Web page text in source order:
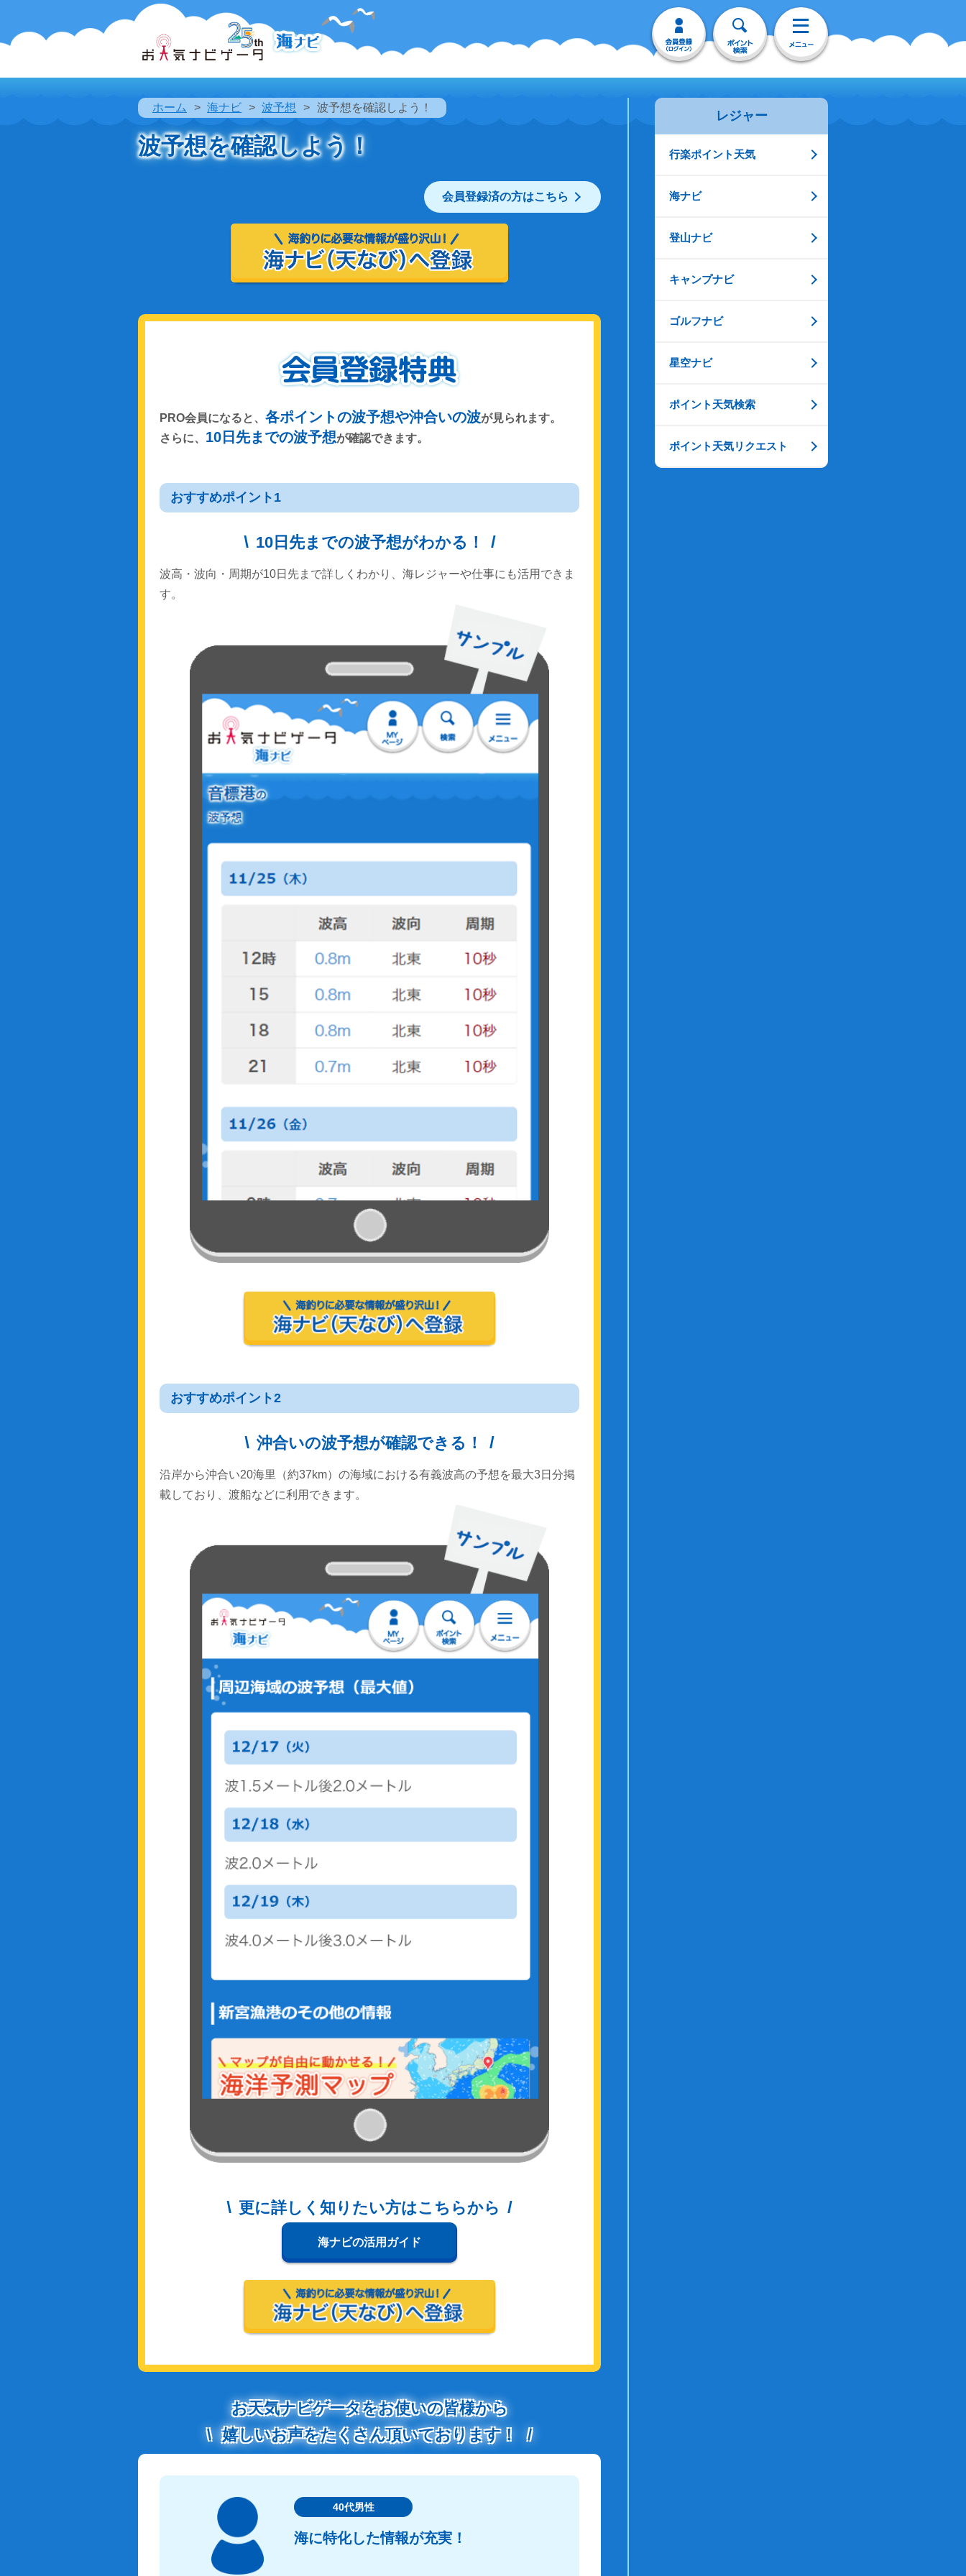
ホーム 海ナビ 波予想 波予想を確認しよう！
波予想を確認しよう！
会員登録済の方はこちら
PRO会員になると、 各ポイントの波予想や沖合いの波が見られます。
さらに、 10日先までの波予想が確認できます。
おすすめポイント1
10日先までの波予想がわかる！
波高・波向・周期が10日先まで詳しくわかり、海レジャーや仕事にも活用できま
す。
おすすめポイント2
沖合いの波予想が確認できる！
沿岸から沖合い20海里（約37km）の海域における有義波高の予想を最大3日分掲
載しており、渡船などに利用できます。
更に詳しく知りたい方はこちらから
海ナビの活用ガイド
お天気ナビゲータをお使いの皆様から
嬉しいお声をたくさん頂いております！
40代男性
海に特化した情報が充実！
レジャー
行楽ポイント天気
海ナビ
登山ナビ
キャンプナビ
ゴルフナビ
星空ナビ
ポイント天気検索
ポイント天気リクエスト